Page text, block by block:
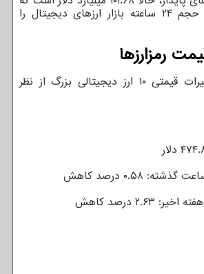
۹۰.۳۰ درصد از کل حجم ۲۴ ساعته بازار ارزهای دیجیتال را
رمزارزها
این رده حاوی تغییرات قیمتی ۱۰ ارز دیجیتالی بزرگ از نظر
درصد کاهش